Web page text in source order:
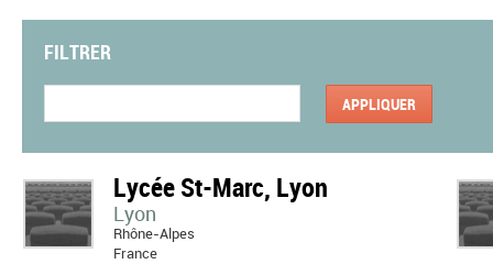
FILTRER
Lycée St-Marc, Lyon
Lyon
Rhône-Alpes
France